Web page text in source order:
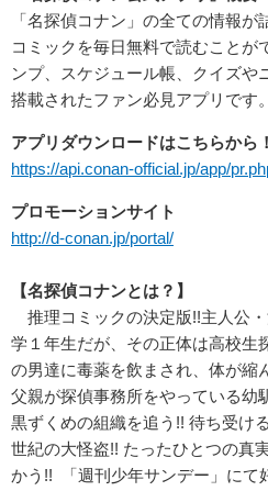
「名探偵コナン」の全ての情報が
コミックを毎日無料で読むことが
ンプ、スケジュール帳、クイズや
搭載されたファン必見アプリです。
アプリダウンロードはこちらから！
https://api.conan-official.jp/app/
プロモーションサイト
http://d-conan.jp/portal/
【名探偵コナンとは？】
推理コミックの決定版!!主人公
学１年生だが、その正体は高校
の男達に毒薬を飲まされ、体が縮
父親が探偵事務所をやっている幼
黒ずくめの組織を追う!! 待ち受け
世紀の大怪盗!! たったひとつの真
かう!! 「週刊少年サンデー」にて